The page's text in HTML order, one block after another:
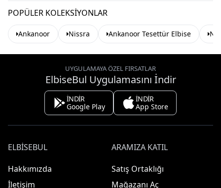
POPÜLER KOLEKSIYONLAR
Ankanoor Nissra Ankanoor Tesettür Elbise
UYGULAMAYA ÖZEL FIRSATLAR
ElbiseBul Uygulamasını İndir
İNDİR
Google Play
İNDİR
App Store
ELBISEBUL
Hakkımızda
İletişim
ARAMIZA KATIL
Satış Ortaklığı
Mağazanı Aç